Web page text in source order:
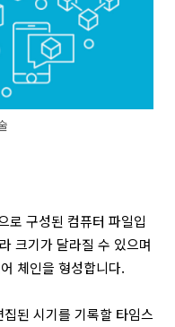
로 구성된 컴퓨터 파일입
크기가 달라질 수 있으며
체인을 형성합니다.
된 시기를 기록할 타임스